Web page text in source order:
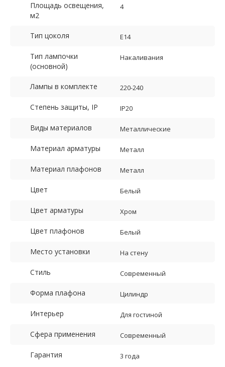
Площадь освещения,
м2
4
Тип цоколя E14
Тип лампочки
(основной)
Накаливания
Лампы в комплекте 220-240
Степень защиты, IP IP20
Виды материалов Металлические
Материал арматуры Металл
Материал плафонов Металл
Цвет Белый
Цвет арматуры Хром
Цвет плафонов Белый
Место установки На стену
Стиль Современный
Форма плафона Цилиндр
Интерьер Для гостиной
Сфера применения Современный
Гарантия 3 года